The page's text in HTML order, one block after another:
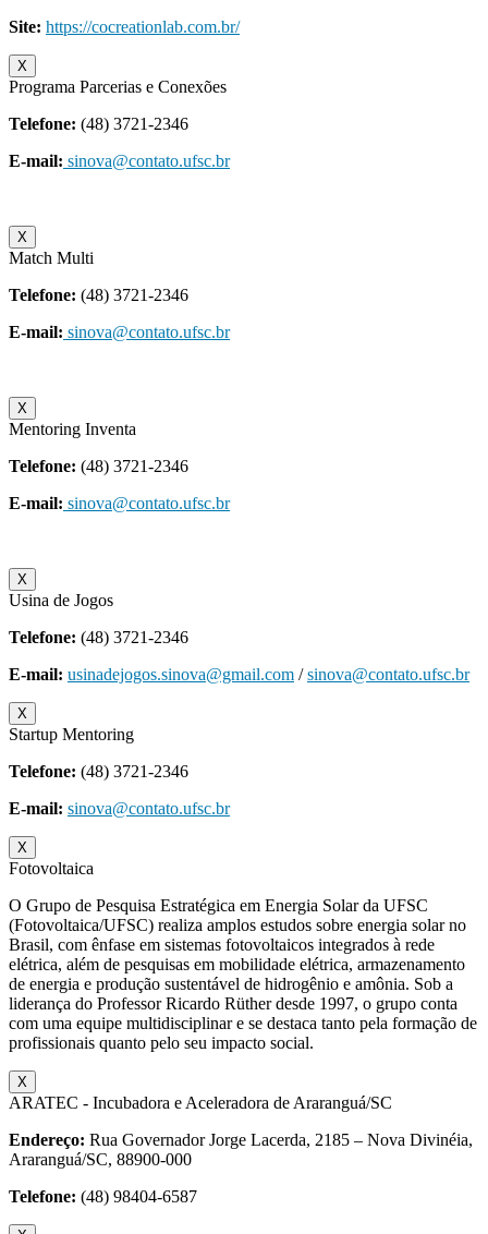
Site: https://cocreationlab.com.br/
X
Programa Parcerias e Conexões
Telefone: (48) 3721-2346
E-mail: sinova@contato.ufsc.br
X
Match Multi
Telefone: (48) 3721-2346
E-mail: sinova@contato.ufsc.br
X
Mentoring Inventa
Telefone: (48) 3721-2346
E-mail: sinova@contato.ufsc.br
X
Usina de Jogos
Telefone: (48) 3721-2346
E-mail: usinadejogos.sinova@gmail.com /sinova@contato.ufsc.br
X
Startup Mentoring
Telefone: (48) 3721-2346
E-mail: sinova@contato.ufsc.br
X
Fotovoltaica
O Grupo de Pesquisa Estratégica em Energia Solar da UFSC
(Fotovoltaica/UFSC) realiza amplos estudos sobre energia solar no
Brasil, com ênfase em sistemas fotovoltaicos integrados à rede
elétrica, além de pesquisas em mobilidade elétrica, armazenamento
de energia e produção sustentável de hidrogênio e amônia. Sob a
liderança do Professor Ricardo Rüther desde 1997, o grupo conta
com uma equipe multidisciplinar e se destaca tanto pela formação de
profissionais quanto pelo seu impacto social.
X
ARATEC - Incubadora e Aceleradora de Araranguá/SC
Endereço: Rua Governador Jorge Lacerda, 2185 – Nova Divinéia,
Araranguá/SC, 88900-000
Telefone: (48) 98404-6587